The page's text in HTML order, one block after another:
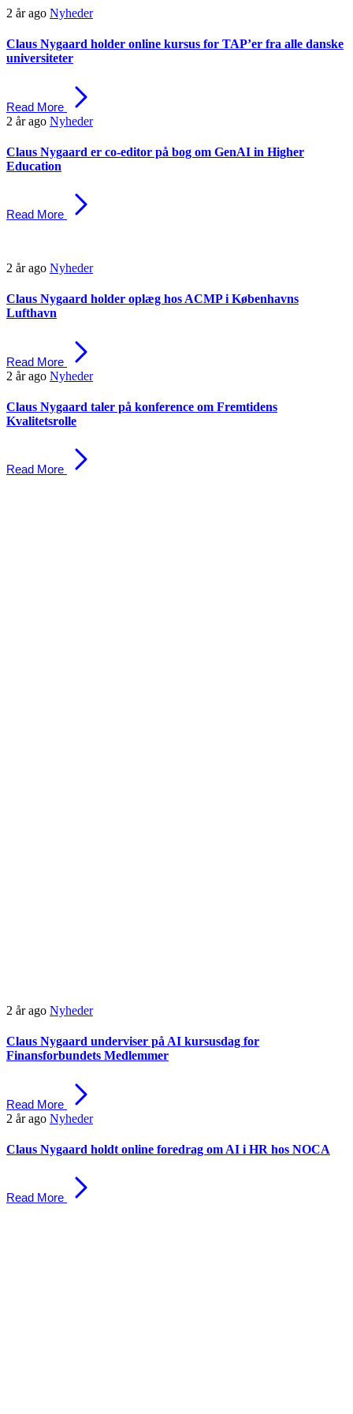
Skip
Skip
primary
navigation
2 år ago Nyheder
Claus Nygaard holder online kursus for TAP’er fra alle danske
universiteter
Read More
2 år ago Nyheder
Claus Nygaard er co-editor på bog om GenAI in Higher
Education
Read More
2 år ago Nyheder
Claus Nygaard holder oplæg hos ACMP i Københavns
Lufthavn
Read More
2 år ago Nyheder
Claus Nygaard taler på konference om Fremtidens
Kvalitetsrolle
Read More
2 år ago Nyheder
Claus Nygaard underviser på AI kursusdag for
Finansforbundets Medlemmer
Read More
2 år ago Nyheder
Claus Nygaard holdt online foredrag om AI i HR hos NOCA
Read More